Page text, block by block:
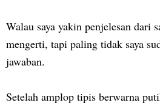
Walau saya yakin penjelesan dari
mengerti, tapi paling tidak saya
jawaban.
Setelah amplop tipis berwarna